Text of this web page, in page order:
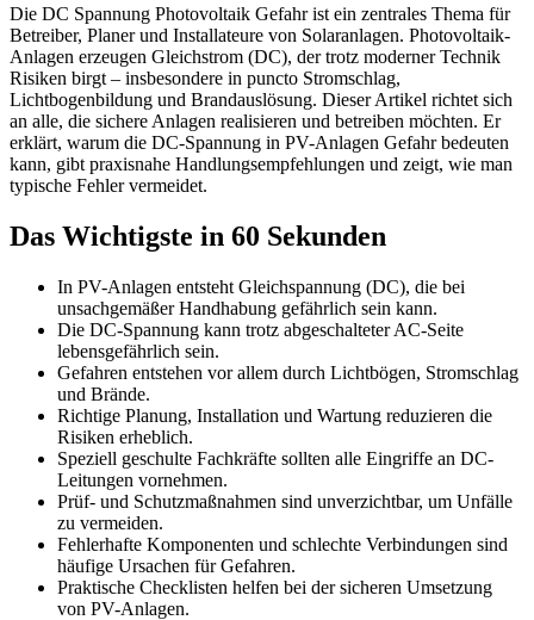
Die DC Spannung Photovoltaik Gefahr ist ein zentrales Thema für
Betreiber, Planer und Installateure von Solaranlagen. Photovoltaik-
Anlagen erzeugen Gleichstrom (DC), der trotz moderner Technik
Risiken birgt – insbesondere in puncto Stromschlag,
Lichtbogenbildung und Brandauslösung. Dieser Artikel richtet sich
an alle, die sichere Anlagen realisieren und betreiben möchten. Er
erklärt, warum die DC-Spannung in PV-Anlagen Gefahr bedeuten
kann, gibt praxisnahe Handlungsempfehlungen und zeigt, wie man
typische Fehler vermeidet.
Das Wichtigste in 60 Sekunden
In PV-Anlagen entsteht Gleichspannung (DC), die bei
unsachgemäßer Handhabung gefährlich sein kann.
Die DC-Spannung kann trotz abgeschalteter AC-Seite
lebensgefährlich sein.
Gefahren entstehen vor allem durch Lichtbögen, Stromschlag
und Brände.
Richtige Planung, Installation und Wartung reduzieren die
Risiken erheblich.
Speziell geschulte Fachkräfte sollten alle Eingriffe an DC-
Leitungen vornehmen.
Prüf- und Schutzmaßnahmen sind unverzichtbar, um Unfälle
zu vermeiden.
Fehlerhafte Komponenten und schlechte Verbindungen sind
häufige Ursachen für Gefahren.
Praktische Checklisten helfen bei der sicheren Umsetzung
von PV-Anlagen.